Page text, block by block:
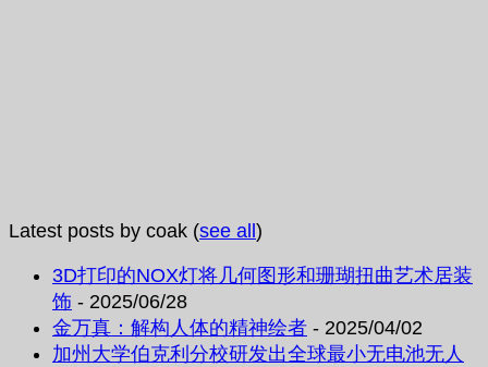
Latest posts by coak (see all)
3D打印的NOX灯将几何图形和珊瑚扭曲艺术居装
饰 - 2025/06/28
金万真：解构人体的精神绘者 - 2025/04/02
加州大学伯克利分校研发出全球最小无电池无人